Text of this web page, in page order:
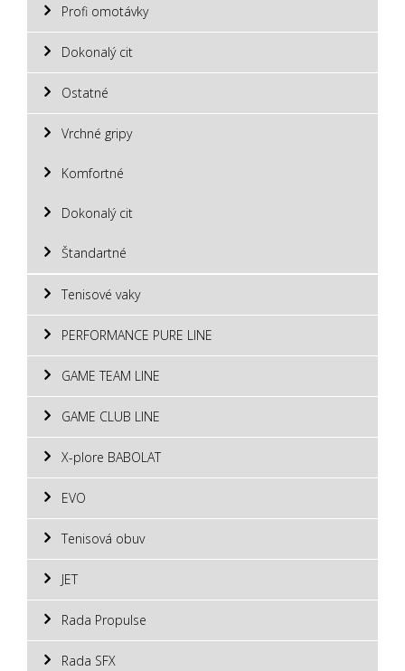
Profi omotávky
Dokonalý cit
Ostatné
Vrchné gripy
Komfortné
Dokonalý cit
Štandartné
Tenisové vaky
PERFORMANCE PURE LINE
GAME TEAM LINE
GAME CLUB LINE
X-plore BABOLAT
EVO
Tenisová obuv
JET
Rada Propulse
Rada SFX